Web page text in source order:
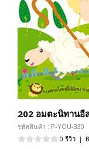
202 อมตะนิทานอี
รหัสสินค้า : P-YOU-330
0 รีวิว |